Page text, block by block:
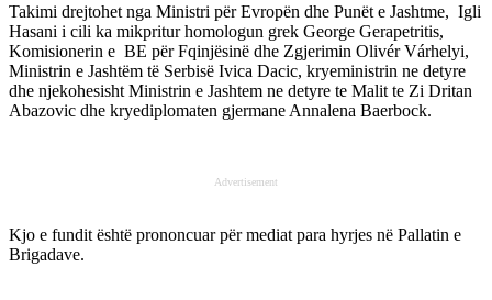
Takimi drejtohet nga Ministri për Evropën dhe Punët e Jashtme, Igli
Hasani i cili ka mikpritur homologun grek George Gerapetritis,
Komisionerin e BE për Fqinjësinë dhe Zgjerimin Olivér Várhelyi,
Ministrin e Jashtëm të Serbisë Ivica Dacic, kryeministrin ne detyre
dhe njekohesisht Ministrin e Jashtem ne detyre te Malit te Zi Dritan
Abazovic dhe kryediplomaten gjermane Annalena Baerbock.
Advertisement
Kjo e fundit është prononcuar për mediat para hyrjes në Pallatin e
Brigadave.